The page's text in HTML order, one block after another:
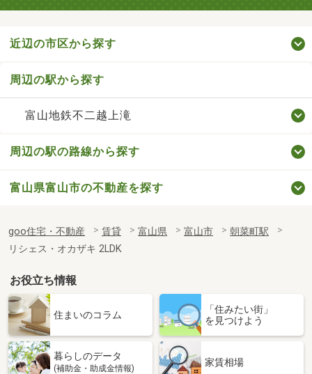
近辺の市区から探す
周辺の駅から探す
富山地鉄不二越上滝
周辺の駅の路線から探す
富山県富山市の不動産を探す
goo住宅・不動産 賃貸 富山県 富山市
朝菜町駅
リシェス・オカザキ 2LDK
お役立ち情報
住まいのコラム
「住みたい街」
を見つけよう
暮らしのデータ
(補助金・助成金情報)
家賃相場